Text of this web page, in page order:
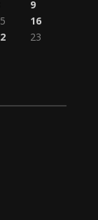
9
16
23